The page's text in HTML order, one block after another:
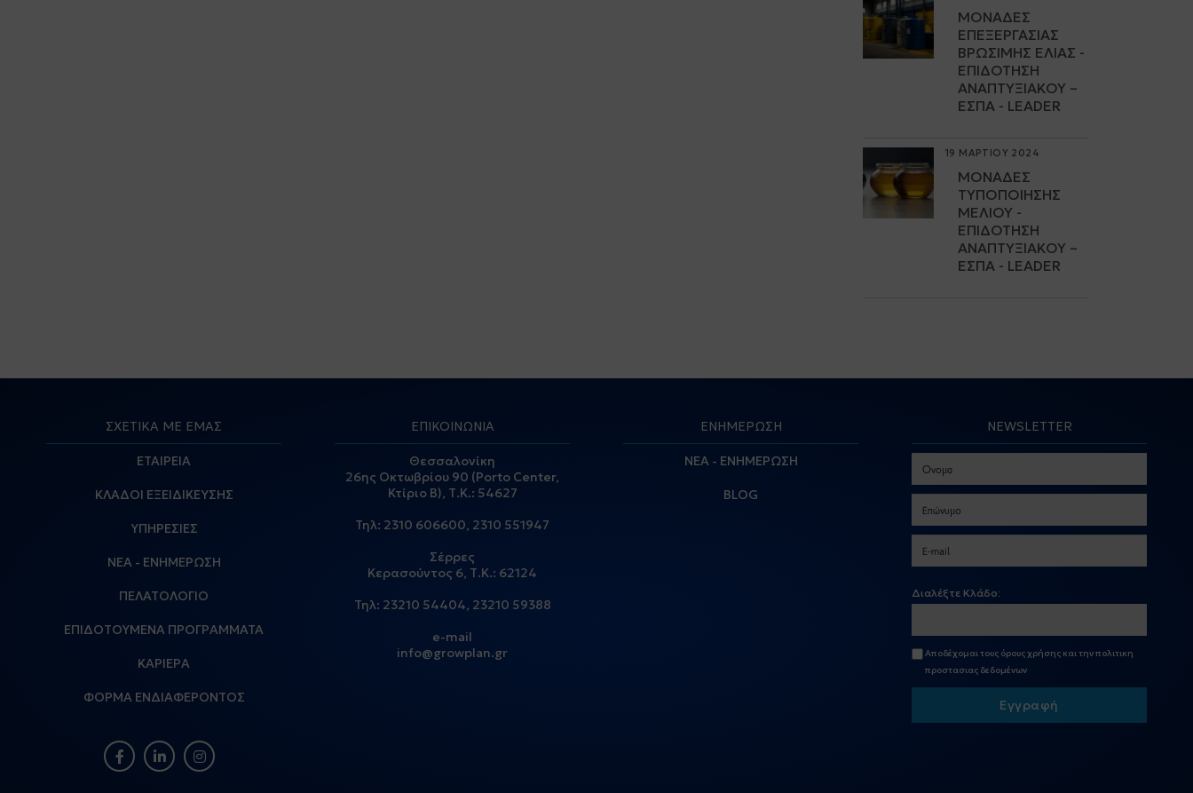
ΜΟΝΆΔΕΣ
ΕΠΕΞΕΡΓΑΣΊΑΣ
ΒΡΏΣΙΜΗΣ ΕΛΙΆΣ -
ΕΠΙΔΌΤΗΣΗ
ΑΝΑΠΤΥΞΙΑΚΟΎ –
ΕΣΠΑ - LEADER
19 ΜΑΡΤΙΟΥ 2024
ΜΟΝΆΔΕΣ
ΤΥΠΟΠΟΊΗΣΗΣ
ΜΕΛΙΟΎ -
ΕΠΙΔΌΤΗΣΗ
ΑΝΑΠΤΥΞΙΑΚΟΎ –
ΕΣΠΑ - LEADER
ΣΧΕΤΙΚΑ ΜΕ ΕΜΑΣ
ΕΤΑΙΡΕΙΑ
ΚΛΑΔΟΙ ΕΞΕΙΔΙΚΕΥΣΗΣ
ΥΠΗΡΕΣΙΕΣ
ΝΕΑ - ΕΝΗΜΕΡΩΣΗ
ΠΕΛΑΤΟΛΟΓΙΟ
ΕΠΙΔΟΤΟΥΜΕΝΑ ΠΡΟΓΡΑΜΜΑΤΑ
ΚΑΡΙΕΡΑ
ΦΟΡΜΑ ΕΝΔΙΑΦΕΡΟΝΤΟΣ
ΕΠΙΚΟΙΝΩΝΙΑ
Θεσσαλονίκη
26ης Οκτωβρίου 90 (Porto Center,
Κτίριο Β), Τ.Κ.: 54627
Τηλ: 2310 606600, 2310 551947
Σέρρες
Κερασούντος 6, Τ.Κ.: 62124
Τηλ: 23210 54404, 23210 59388
e-mail
info@growplan.gr
ΕΝΗΜΕΡΩΣΗ
ΝΕΑ - ΕΝΗΜΕΡΩΣΗ
BLOG
NEWSLETTER
Διαλέξτε Κλάδο:
Αποδέχομαι τους όρους χρήσης και τηνπολιτικη
προστασιας δεδομένων
Εγγραφή